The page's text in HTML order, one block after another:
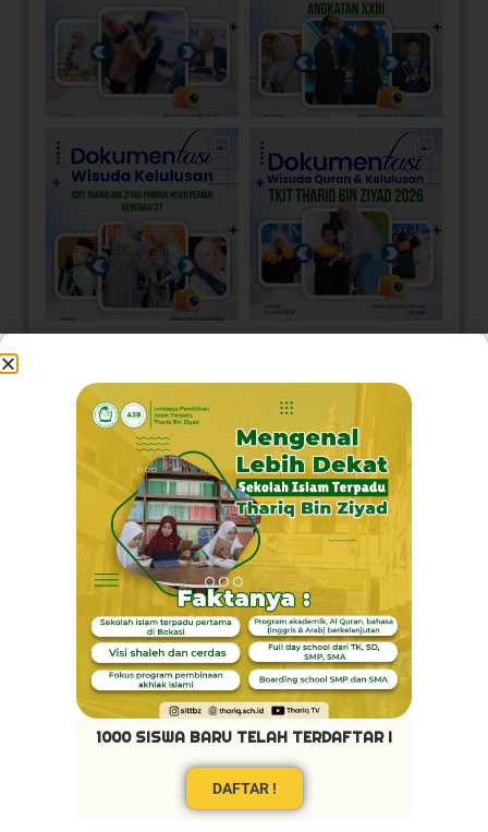
1000 SISWA BARU TELAH TERDAFTAR !
DAFTAR !